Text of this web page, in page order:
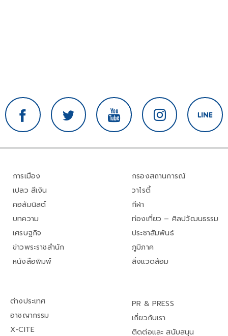
การเมือง
เปลว สีเงิน
คอลัมนิสต์
บทความ
เศรษฐกิจ
ข่าวพระราชสำนัก
หนังสือพิมพ์
กรองสถานการณ์
วาไรตี้
กีฬา
ท่องเที่ยว – ศิลปวัฒนธรรม
ประชาสัมพันธ์
ภูมิภาค
สิ่งแวดล้อม
ต่างประเทศ
อาชญากรรม
X-CITE
PR & PRESS
เกี่ยวกับเรา
ติดต่อและ สนับสนุน